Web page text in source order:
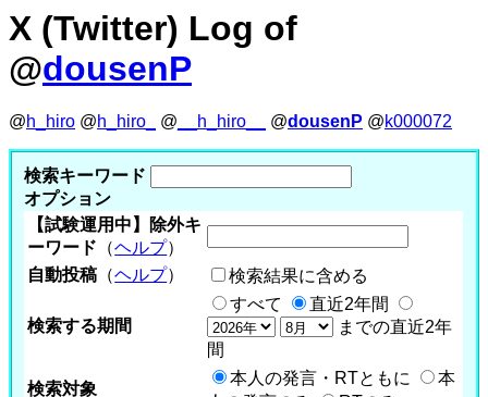
X (Twitter) Log of
@dousenP
@h_hiro @h_hiro_ @ __h_hiro__ @dousenP @k000072
検索キーワード
オプション
【試験運用中】除外キ
ーワード （ヘルプ）
自動投稿 （ヘルプ） 検索結果に含める
検索する期間
すべて
直近2年間
までの直近2年
間
検索対象
本人の発言・RTともに
本